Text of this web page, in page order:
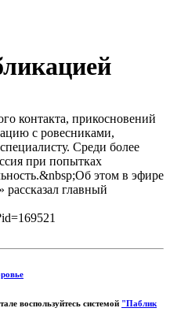
контакта, прикосновений
с ровесниками,
Среди более
при попытках
этом в эфире
главный
воспользуйтесь системой "Паблик